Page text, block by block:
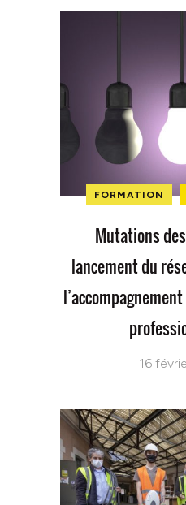
FORMATION
Mutations
lancement du
16